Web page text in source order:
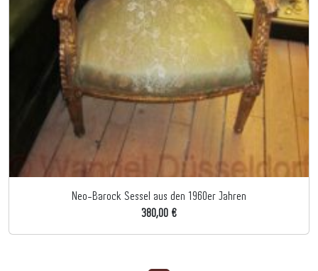
Neo-Barock Sessel aus den 1960er Jahren
380,00 €